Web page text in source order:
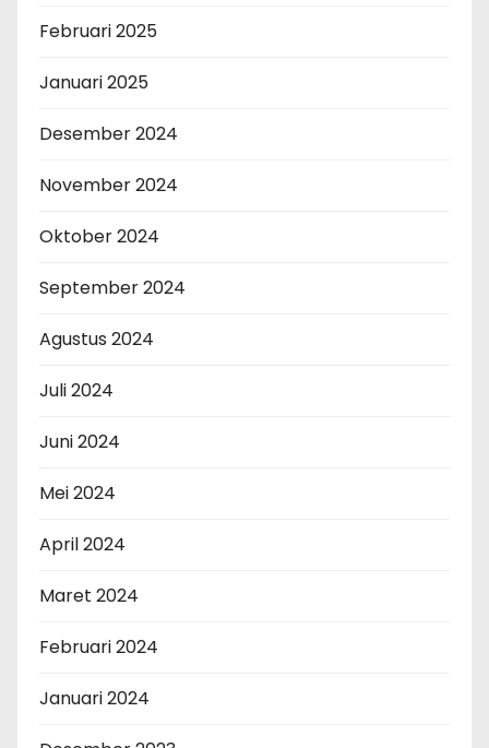
Februari 2025
Januari 2025
Desember 2024
November 2024
Oktober 2024
September 2024
Agustus 2024
Juli 2024
Juni 2024
Mei 2024
April 2024
Maret 2024
Februari 2024
Januari 2024